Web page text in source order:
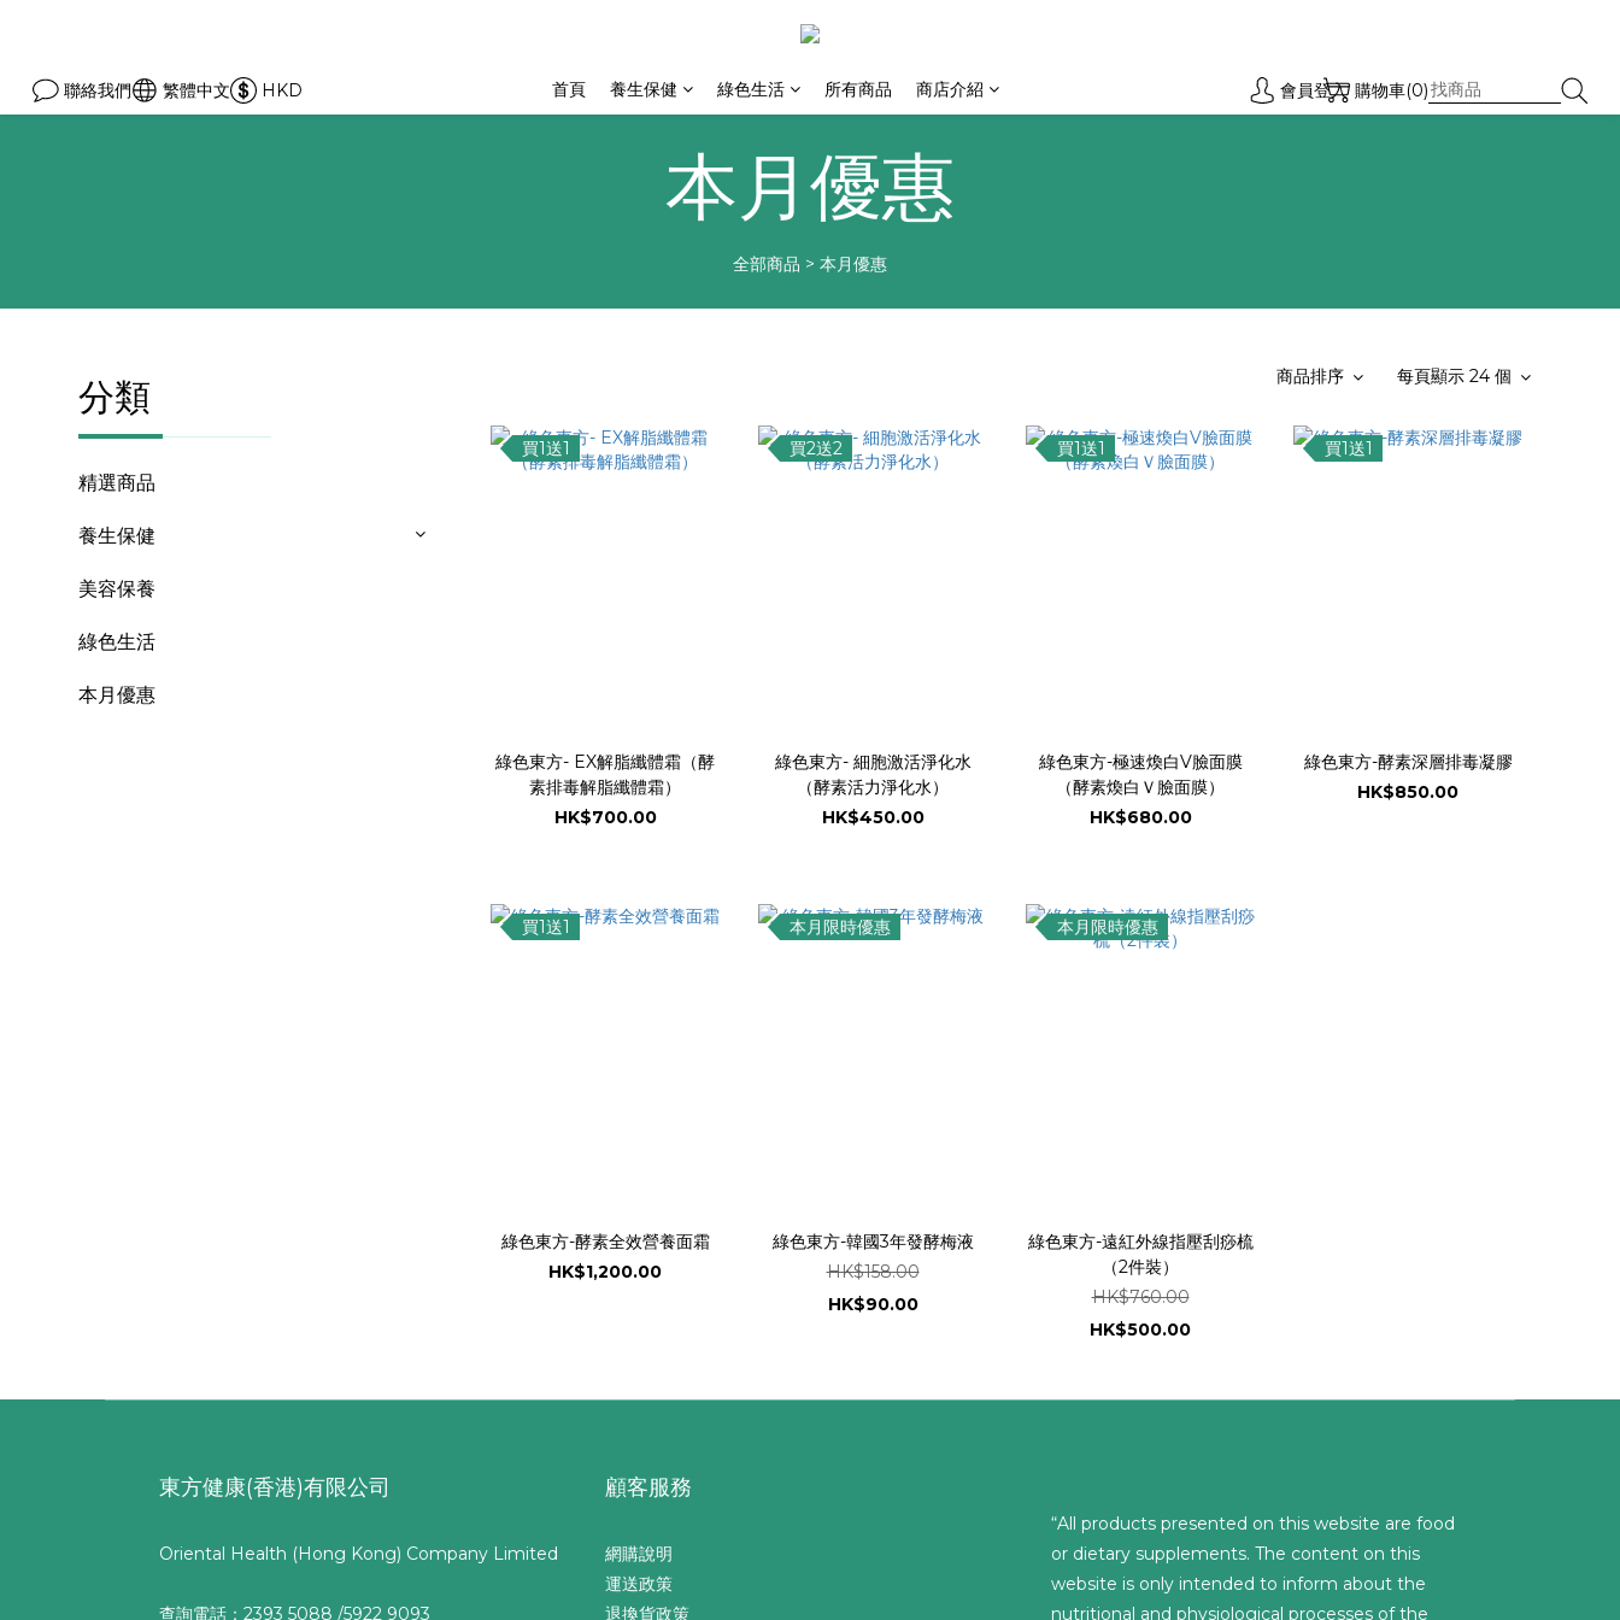
聯絡我們 繁體中文 HKD 首頁 養生保健 綠色生活 所有商品 商店介紹 會員登入 購物車(0)
本月優惠
全部商品 > 本月優惠
分類
精選商品
養生保健
美容保養
綠色生活
本月優惠
商品排序 每頁顯示 24 個
買1送1
綠色東方- EX解脂纖體霜（酵
素排毒解脂纖體霜）
HK$700.00
買2送2
綠色東方- 細胞激活淨化⽔
（酵素活力淨化水）
HK$450.00
買1送1
綠色東方-極速煥白V臉面膜
（酵素煥白Ｖ臉面膜）
HK$680.00
買1送1
綠色東方-酵素深層排毒凝膠
HK$850.00
買1送1
綠色東方-酵素全效營養面霜
HK$1,200.00
本月限時優惠
綠色東方-韓國3年發酵梅液
HK$158.00
HK$90.00
本月限時優惠
綠色東方-遠紅外線指壓刮痧梳
（2件裝）
HK$760.00
HK$500.00
東方健康(香港)有限公司
Oriental Health (Hong Kong) Company Limited
查詢電話：2393 5088 /5922 9093
顧客服務
網購說明
運送政策
退換貨政策
“All products presented on this website are food
or dietary supplements. The content on this
website is only intended to inform about the
nutritional and physiological processes of the